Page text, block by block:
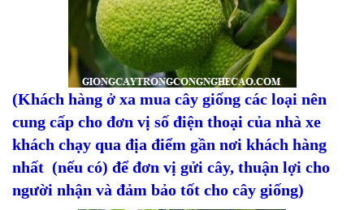
(Khách hàng ở xa mua cây giống các loại nên
cung cấp cho đơn vị số điện thoại của nhà xe
khách chạy qua địa điểm gần nơi khách hàng
nhất (nếu có) để đơn vị gửi cây, thuận lợi cho
người nhận và đảm bảo tốt cho cây giống)